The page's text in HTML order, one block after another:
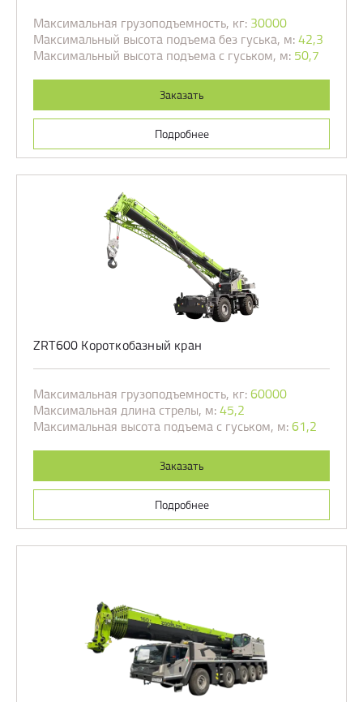
Максимальная грузоподъемность, кг: 30000
Максимальный высота подъема без гуська, м:42,3
Максимальный высота подъема с гуськом, м: 50,7
Заказать
Подробнее
ZRT600 Короткобазный кран
Максимальная грузоподъемность, кг:60000
Максимальная длина стрелы, м:45,2
Максимальная высота подъема с гуськом, м:61,2
Заказать
Подробнее